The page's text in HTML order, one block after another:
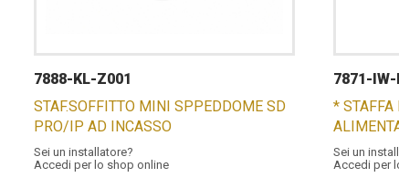
7888-KL-Z001
STAF.SOFFITTO MINI SPPEDDOME SD
PRO/IP AD INCASSO
Sei un installatore?
Accedi per lo shop online
7871-IW-
* STAFFA
Sei un
Accedi per